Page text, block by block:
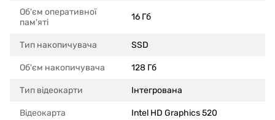
Об'єм оперативної
пам'яті
16 Гб
Тип накопичувача SSD
Об'єм накопичувача 128 Гб
Тип відеокарти Інтегрована
Відеокарта Intel HD Graphics 520